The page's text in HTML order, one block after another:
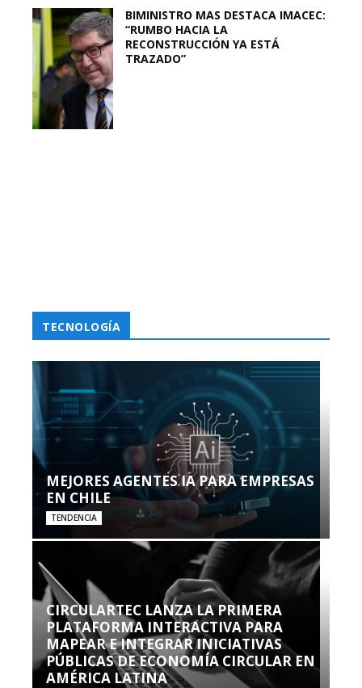
BIMINISTRO MAS DESTACA IMACEC:
“RUMBO HACIA LA
RECONSTRUCCIÓN YA ESTÁ
TRAZADO”
TECNOLOGÍA
MEJORES AGENTES IA PARA EMPRESAS
EN CHILE
TENDENCIA
CIRCULARTEC LANZA LA PRIMERA
PLATAFORMA INTERACTIVA PARA
MAPEAR E INTEGRAR INICIATIVAS
PÚBLICAS DE ECONOMÍA CIRCULAR EN
AMÉRICA LATINA